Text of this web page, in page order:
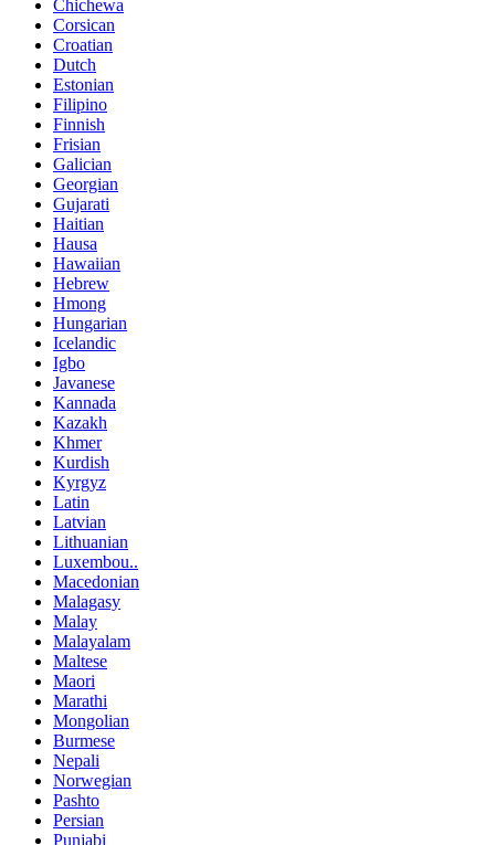
Chichewa
Corsican
Croatian
Dutch
Estonian
Filipino
Finnish
Frisian
Galician
Georgian
Gujarati
Haitian
Hausa
Hawaiian
Hebrew
Hmong
Hungarian
Icelandic
Igbo
Javanese
Kannada
Kazakh
Khmer
Kurdish
Kyrgyz
Latin
Latvian
Lithuanian
Luxembou..
Macedonian
Malagasy
Malay
Malayalam
Maltese
Maori
Marathi
Mongolian
Burmese
Nepali
Norwegian
Pashto
Persian
Punjabi